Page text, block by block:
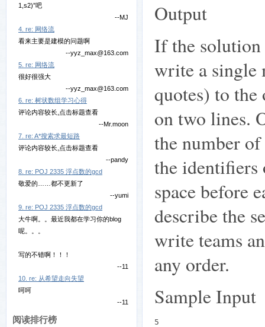
1,s2)”吧
--MJ
4. re: 网络流
看来主要是建模的问题啊
--yyz_max@163.com
5. re: 网络流
很好很强大
--yyz_max@163.com
6. re: 树状数组学习心得
评论内容较长,点击标题查看
--Mr.moon
7. re: A*搜索求最短路
评论内容较长,点击标题查看
--pandy
8. re: POJ 2335 浮点数的gcd
敬爱的……都不更新了
--yumi
9. re: POJ 2335 浮点数的gcd
大牛啊。。最近我都在学习你的blog
呢。。。
写的不错啊！！！
--11
10. re: 从希望走向失望
呵呵
--11
阅读排行榜
Output
If the solution
write a single
quotes) to
on two lines.
the number
the identifiers
space before
describe the
write teams
any order.
Sample Input
5